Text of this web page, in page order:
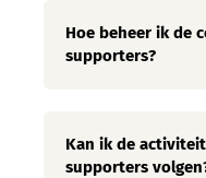
Hoe beheer ik de
supporters?
Kan ik de
supporters